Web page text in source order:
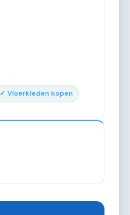
✓ Vloerkleden kopen